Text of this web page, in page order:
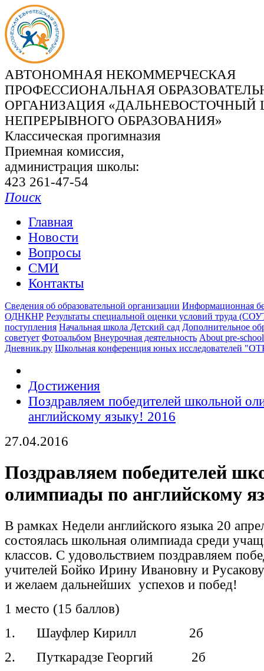
АВТОНОМНАЯ НЕКОММЕРЧЕСКАЯ
ПРОФЕССИОНАЛЬНАЯ
ОРГАНИЗАЦИЯ «ДАЛЬНЕВОСТОЧНЫЙ
НЕПРЕРЫВНОГО ОБРАЗОВАНИЯ»
Классическая прогимназия
Приемная комиссия,
администрация школы:
423 261-47-54
Поиск
Главная
Новости
Вопросы
СМИ
Контакты
Сведения об образовательной организации Информационная
ОДНКНР Результаты специальной оценки условий труда
поступления Начальная школа Детский сад Дополнительное
советует Фотоальбом Внеурочная деятельность About pre-
Дневник.ру Школьная конференция юных исследователей
Достижения
Поздравляем победителей школьной
английскому языку! 2016
27.04.2016
Поздравляем победителей
олимпиады по английскому
В рамках Недели английского языка 20
состоялась школьная олимпиада среди
классов. С удовольствием поздравляем
учителей Бойко Ирину Ивановну и
и желаем дальнейших успехов и побед!
1 место (15 баллов)
1. Шауфлер Кирилл 2б
2. Путкарадзе Георгий 2б